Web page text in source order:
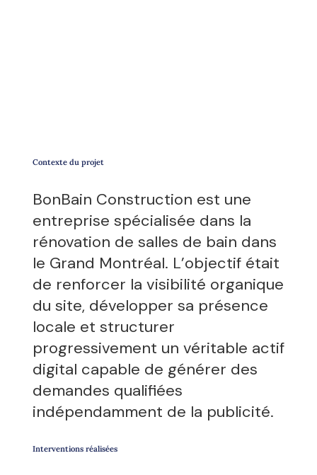
Contexte du projet
BonBain Construction est une
entreprise spécialisée dans la
rénovation de salles de bain dans
le Grand Montréal. L’objectif était
de renforcer la visibilité organique
du site, développer sa présence
locale et structurer
progressivement un véritable actif
digital capable de générer des
demandes qualifiées
indépendamment de la publicité.
Interventions réalisées